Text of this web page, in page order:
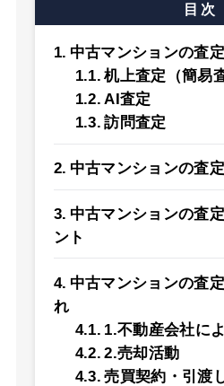
目次
中古マンションの査
机上査定（簡易
AI査定
訪問査定
中古マンションの査
中古マンションの査
ント
中古マンションの査
れ
1.不動産会社に
2.売却活動
売買契約・引渡